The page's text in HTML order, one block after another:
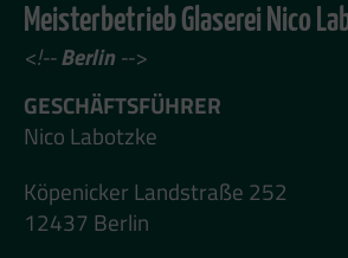
Meisterbetrieb Glaserei Nico
<!--Berlin -->
GESCHÄFTSFÜHRER
Nico Labotzke
Köpenicker Landstraße 252
12437 Berlin